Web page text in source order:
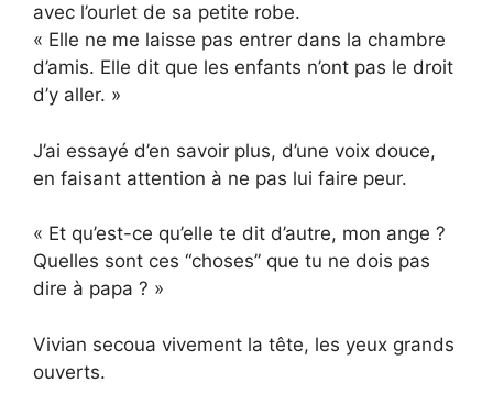
avec l’ourlet de sa petite robe.
« Elle ne me laisse pas entrer dans la chambre
d’amis. Elle dit que les enfants n’ont pas le droit
d’y aller. »
J’ai essayé d’en savoir plus, d’une voix douce,
en faisant attention à ne pas lui faire peur.
« Et qu’est-ce qu’elle te dit d’autre, mon ange ?
Quelles sont ces “choses” que tu ne dois pas
dire à papa ? »
Vivian secoua vivement la tête, les yeux grands
ouverts.